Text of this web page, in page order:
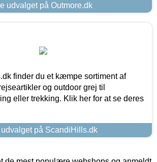
udvalget på Outmore.dk
finder du et kæmpe sortiment af
og outdoor grej til
eller trekking. Klik her for at se deres
udvalget på ScandiHills.dk